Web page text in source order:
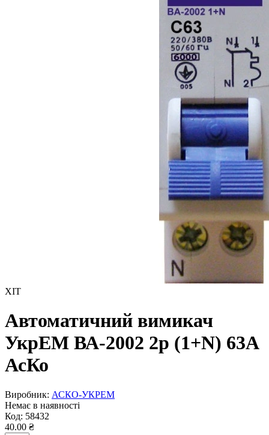
ХІТ
Автоматичний вимикач
УкрЕМ ВА-2002 2р (1+N) 63А
АсКо
Виробник: АСКО-УКРЕМ
Немає в наявності
Код: 58432
40.00 ₴